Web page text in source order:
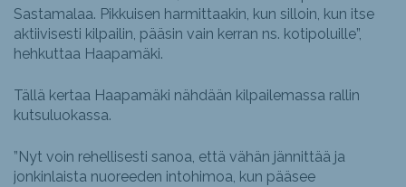
Sastamalaa. Pikkuisen harmittaakin, kun silloin, kun itse
aktiivisesti kilpailin, pääsin vain kerran ns. kotipoluille”,
hehkuttaa Haapamäki.
Tällä kertaa Haapamäki nähdään kilpailemassa rallin
kutsuluokassa.
”Nyt voin rehellisesti sanoa, että vähän jännittää ja
jonkinlaista nuoreeden intohimoa, kun pääsee